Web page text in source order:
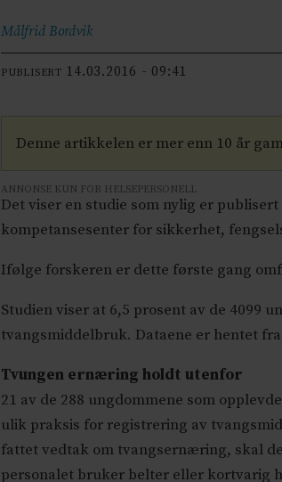
Målfrid Bordvik
PUBLISERT 14.03.2016 - 09:41
Denne artikkelen er mer enn 10 år
ANNONSE KUN FOR HELSEPERSONELL
Det viser en studie som nylig er
kompetansesenter for sikkerhet,
Ifølge forskeren er dette første gang
Studien viser at 6,5 prosent av de 4099
tvangsmiddelbruk. Dataene er hentet
Tvungen ernæring holdt utenfor
21 av de 288 ungdommene som
ulik praksis for registrering av
fattet vedtak om tvangsernæring, skal
personalet bruker belter eller kortvarig